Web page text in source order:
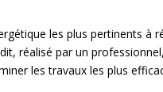
les plus pertinents à
réalisé par un
les travaux les plus